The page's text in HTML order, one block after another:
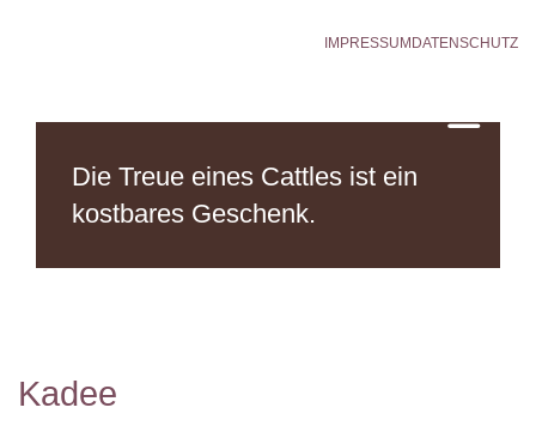
IMPRESSUM DATENSCHUTZ
Die Treue eines Cattles ist ein
kostbares Geschenk.
Kadee